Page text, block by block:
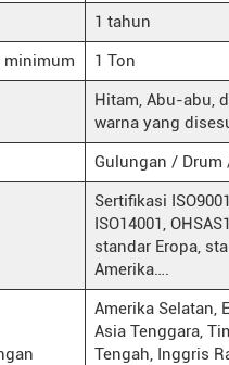
1 tahun
minimum
1 Ton
Hitam, Abu-abu,
warna yang
Gulungan / Drum
Sertifikasi ISO9001,
ISO14001,
standar Eropa,
Amerika….
Amerika Selatan,
Asia Tenggara,
Tengah, Inggris